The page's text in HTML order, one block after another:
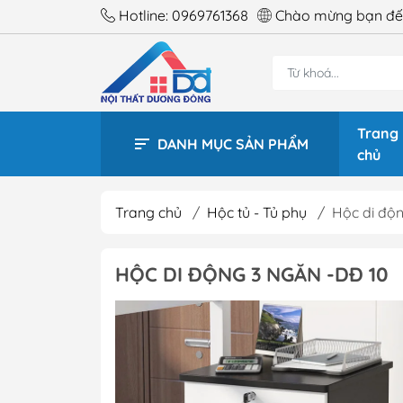
Hotline: 0969761368 Chào mừng bạn
DANH MỤC SẢN PHẨM
Trang
chủ
BÀN
BÀN
BÀN
Trang chủ / Hộc tủ - Tủ phụ / Hộc di
HỘC DI ĐỘNG 3 NGĂN -DĐ 10